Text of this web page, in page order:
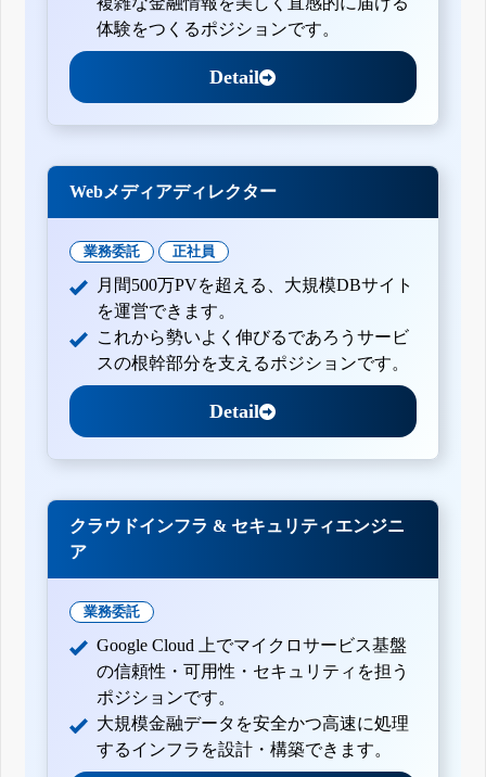
体験をつくるポジションです。
Detail
Webメディアディレクター
業務委託 正社員
月間500万PVを超える、大規模DBサイト
を運営できます。
これから勢いよく伸びるであろうサービ
スの根幹部分を支えるポジションです。
Detail
クラウドインフラ & セキュリティエンジニ
ア
業務委託
Google Cloud 上でマイクロサービス基盤
の信頼性・可用性・セキュリティを担う
ポジションです。
大規模金融データを安全かつ高速に処理
するインフラを設計・構築できます。